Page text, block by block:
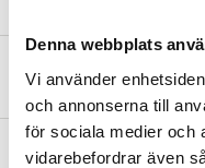
Denna webbplats
Vi använder
och annonserna till
för sociala medier och
vidarebefordrar även
Om tillverkaren